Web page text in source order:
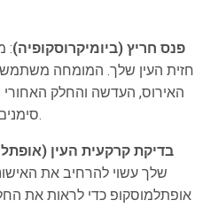
פנס חריץ (ביומיקרוסקופיה):
חזית העין שלך. המומחה
האירוס, העדשה והחלק
סימנים של תנאים עיניים מסוימים.
בדיקת קרקעית העין
שלך עשוי להרחיב את
אופתלמוסקופ כדי לראות את